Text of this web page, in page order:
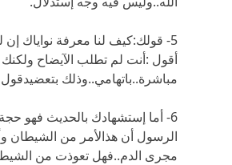
5- قولك:كيف لنا معرفة نواياك إن لم توضحها..
أقول :أنت لم تطلب الآيضاح
مباشرة..باتهامي..وذلك
6- أما إستشهادك بالحديث فهو
الرسول أن هذالأمر من الشيطان
مجرى الدم..فهل تعوذت من